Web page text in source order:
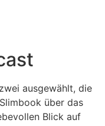
ausgewählt, die
über das
Blick auf